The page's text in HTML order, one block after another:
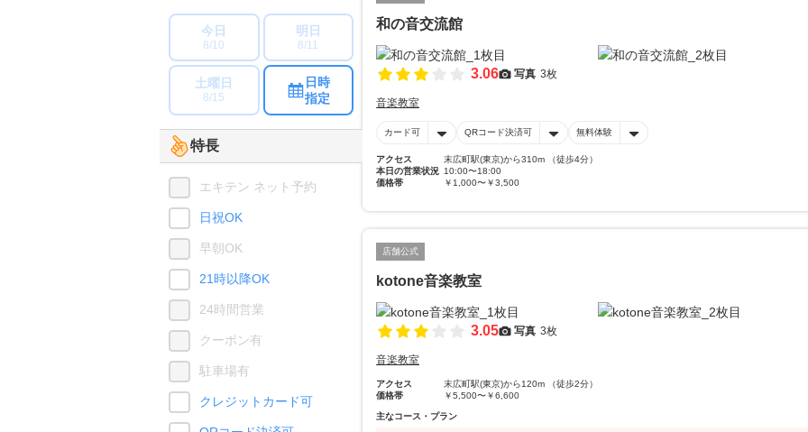
和の音交流館
3.06 写真 3枚
音楽教室
カード可 QRコード決済可 無料体験
アクセス
末広町駅(東京)から310m （徒歩4分）
本日の営業状況 10:00〜18:00
価格帯
￥1,000〜￥3,500
店舗公式
kotone音楽教室
3.05 写真 3枚
音楽教室
アクセス
末広町駅(東京)から120m （徒歩2分）
価格帯
￥5,500〜￥6,600
主なコース・プラン
今日
8/10
明日
8/11
土曜日
8/15
日時
指定
特長
エキテン ネット予約
日祝OK
早朝OK
21時以降OK
24時間営業
クーポン有
駐車場有
クレジットカード可